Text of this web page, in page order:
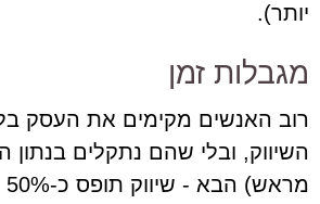
יותר).
מגבלות זמן
רוב האנשים מקימים את העסק
השיווק, ובלי שהם נתקלים בנתון